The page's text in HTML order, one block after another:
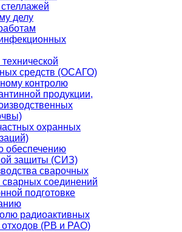
делу
средств (ОСАГО)
контролю
продукции,
охранных
обеспечению
защиты (СИЗ)
сварочных
сварных соединений
подготовке
радиоактивных
отходов (РВ и РАО)